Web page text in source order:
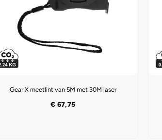
Gear X meetlint van 5M met 30M laser
€ 67,75